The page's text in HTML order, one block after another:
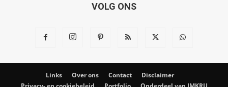
VOLG ONS
Links Over ons Contact
Disclaimer